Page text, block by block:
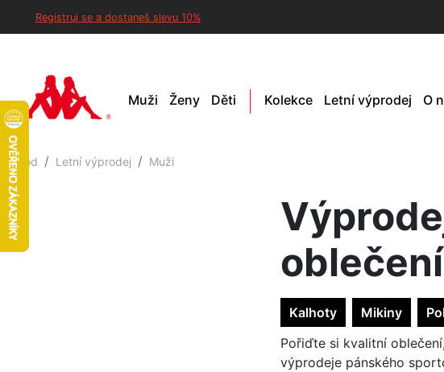
Registruj se a dostaneš slevu 10%
Muži Ženy Děti Kolekce Letní výprodej O
Úvod Letní výprodej Muži
oblečení
Kalhoty Mikiny
Pořiďte si kvalitní
výprodeje pánského